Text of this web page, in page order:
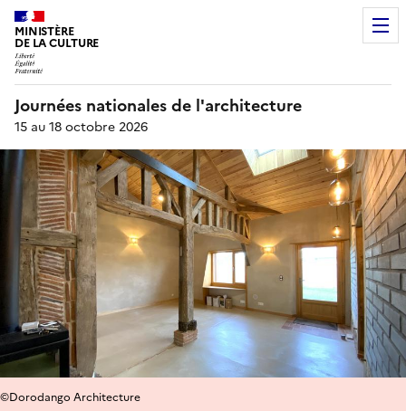
MINISTÈRE
DE LA CULTURE
Journées nationales de l'architecture
15 au 18 octobre 2026
©Dorodango Architecture